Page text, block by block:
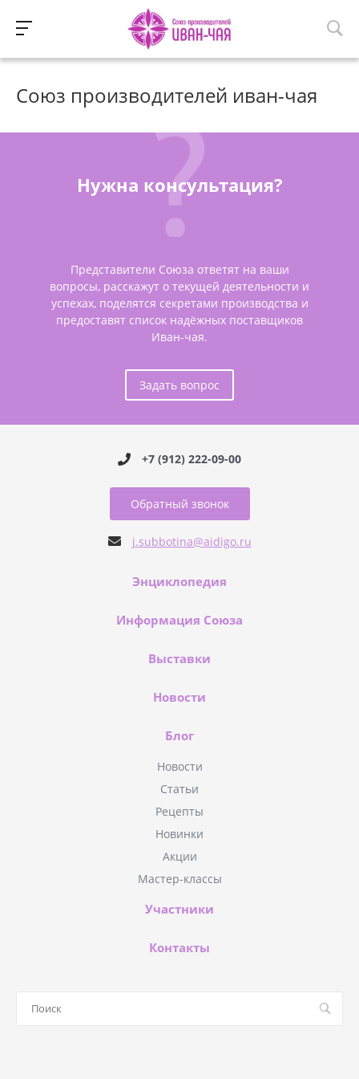
Союз производителей иван-чая
Нужна консультация?
Представители Союза ответят на ваши
вопросы, расскажут о текущей деятельности и
успехах, поделятся секретами производства и
предоставят список надёжных поставщиков
Иван-чая.
Задать вопрос
+7 (912) 222-09-00
Обратный звонок
j.subbotina@aidigo.ru
Энциклопедия
Информация Союза
Выставки
Новости
Блог
Новости
Статьи
Рецепты
Новинки
Акции
Мастер-классы
Участники
Контакты